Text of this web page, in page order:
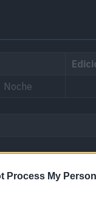
Process My
Noche
Napada 2